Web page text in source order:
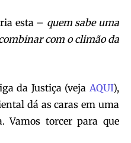
esta – quem sabe uma
com o climão da
da Justiça (veja AQUI),
dá as caras em uma
Vamos torcer para que